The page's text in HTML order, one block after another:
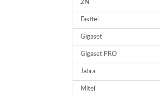
2N
Fasttel
Gigaset
Gigaset PRO
Jabra
Mitel